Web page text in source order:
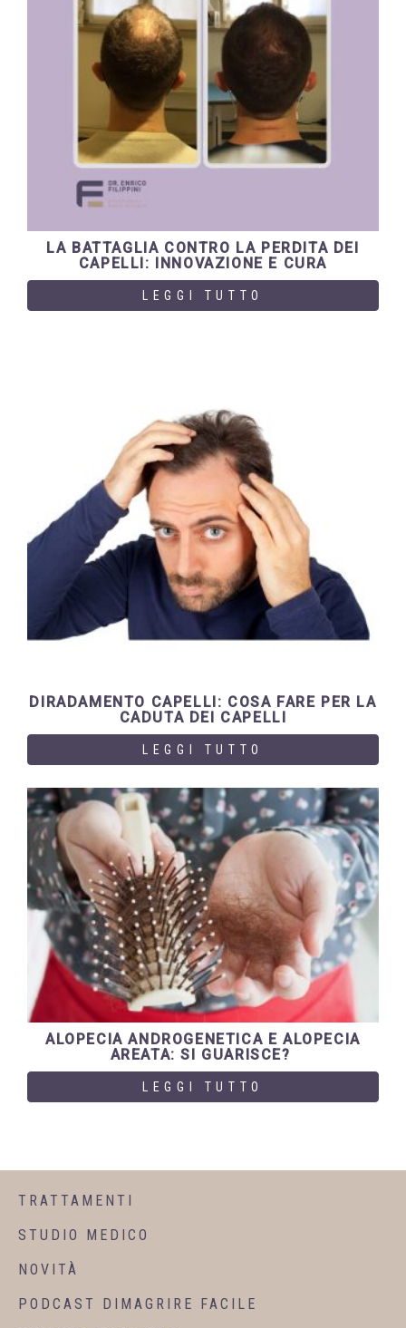
LA BATTAGLIA CONTRO LA PERDITA DEI
CAPELLI: INNOVAZIONE E CURA
LEGGI TUTTO
DIRADAMENTO CAPELLI: COSA FARE PER LA
CADUTA DEI CAPELLI
LEGGI TUTTO
ALOPECIA ANDROGENETICA E ALOPECIA
AREATA: SI GUARISCE?
LEGGI TUTTO
TRATTAMENTI
STUDIO MEDICO
NOVITÀ
PODCAST DIMAGRIRE FACILE